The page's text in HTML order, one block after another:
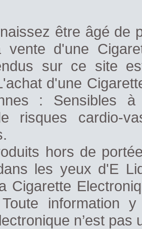
être âgé de
d'une
sur ce site
d'une
: Sensibles
risques cardio-
hors de
les yeux d'E
Cigarette
Toute information
n’est pas